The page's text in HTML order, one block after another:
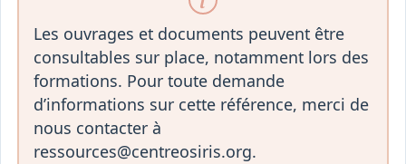
Les ouvrages et documents peuvent être
consultables sur place, notamment lors des
formations. Pour toute demande
d’informations sur cette référence, merci de
nous contacter à
ressources@centreosiris.org.